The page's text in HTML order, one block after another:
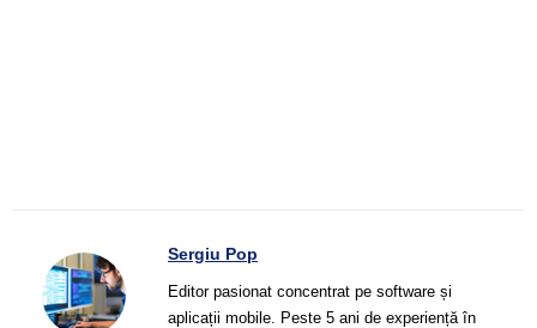
Sergiu Pop
Editor pasionat concentrat pe software și
aplicații mobile. Peste 5 ani de experiență în